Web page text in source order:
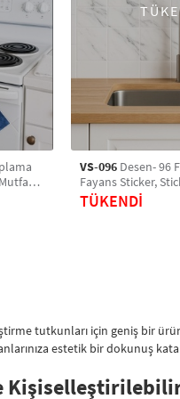
VS-096 Desen- 96
Fayans Sticker,
Banyo Sticker,
TÜKENDİ
tutkunları için geniş bir
estetik bir dokunuş